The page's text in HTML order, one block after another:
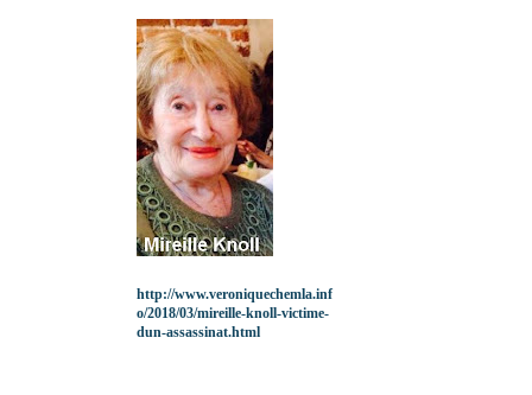
http://www.veroniquechemla.inf
o/2018/03/mireille-knoll-victime-
dun-assassinat.html